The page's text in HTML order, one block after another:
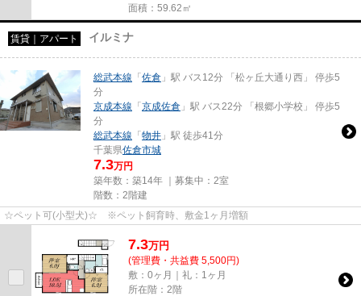
面積：59.62㎡
賃貸｜アパート イルミナ
総武本線 「佐倉 」駅 バス12分 「松ヶ丘大通り西」 停歩5
分
京成本線 「京成佐倉 」駅 バス22分 「根郷小学校」 停歩5
分
総武本線 「物井 」駅 徒歩41分
千葉県佐倉市城
7.3万円
築年数：築14年 ｜募集中： 2室
階数：2階建
☆ペット可(小型犬)☆ ※ペット飼育時、敷金1ヶ月増額
7.3万円
(管理費・共益費 5,500円)
敷：0ヶ月｜礼：1ヶ月
所在階：2階